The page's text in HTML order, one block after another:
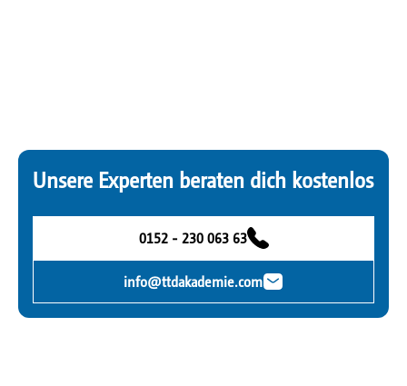
Unsere Experten beraten dich kostenlos
0152 - 230 063 63
info@ttdakademie.com